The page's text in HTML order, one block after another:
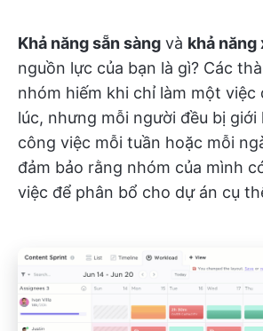
Khả năng sẵn sàng và khả năng
nguồn lực của bạn là gì? Các
nhóm hiếm khi chỉ làm một việc
lúc, nhưng mỗi người đều bị giới
công việc mỗi tuần hoặc mỗi
đảm bảo rằng nhóm của mình
việc để phân bổ cho dự án cụ